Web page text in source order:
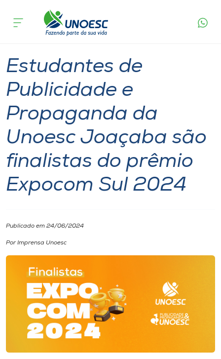
Cursos
Pesquisa
Atendimento ao Estudante
Portal de Ensino
Unoesc
I.nova
Diplomados
Cultura
acontece
Expocom Sul 2024
Estudantes de
Publicidade e
Propaganda da
Unoesc Joaçaba são
finalistas do prêmio
Expocom Sul 2024
Publicado em 24/06/2024
Por Imprensa Unoesc